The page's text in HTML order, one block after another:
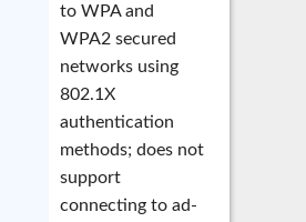
to WPA and
WPA2 secured
networks using
802.1X
authentication
methods; does not
support
connecting to ad-